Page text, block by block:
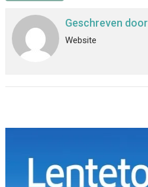
Geschreven door
Website